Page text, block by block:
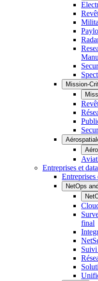
Mission-
Entreprises et
Entreprises
NetOps
final
Suivi